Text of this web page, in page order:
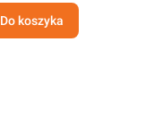
Do koszyka